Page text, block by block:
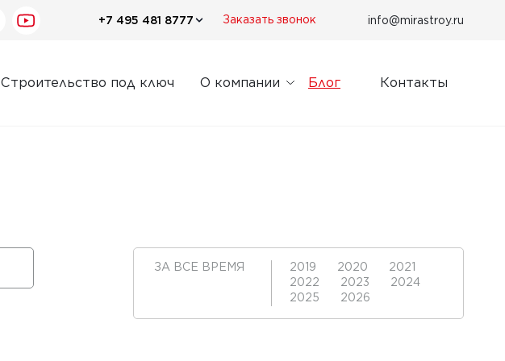
+7 495 481 8777 Заказать звонок info@mirastroy.ru
Строительство под ключ О компании Блог Контакты
ЗА ВСЕ ВРЕМЯ 2019 2020
2021
2022
2023
2024
2025
2026